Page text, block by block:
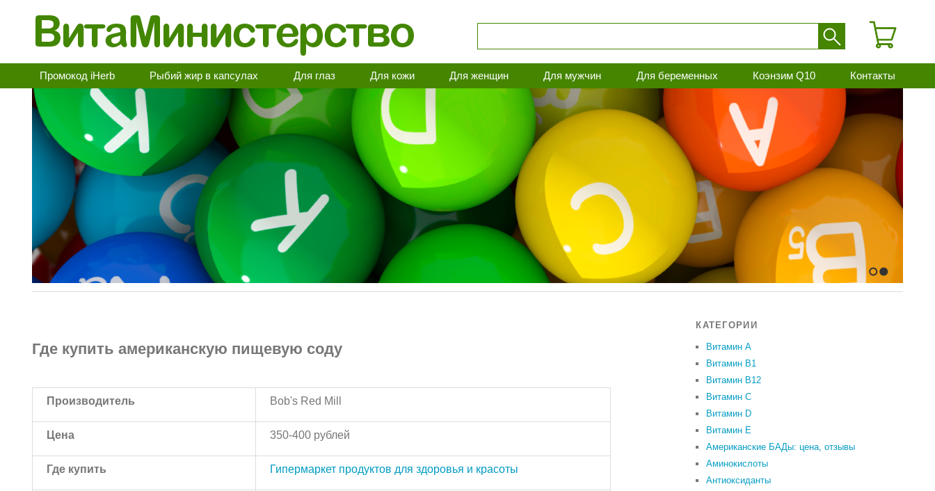
Промокод iHerb Рыбий жир в капсулах Для глаз Для кожи Для женщин Для мужчин Для беременных Коэнзим Q10 Контакты
1 2
Где купить американскую пищевую соду
Производитель Bob's Red Mill
Цена 350-400 рублей
Где купить Гипермаркет продуктов для здоровья и красоты
КАТЕГОРИИ
Витамин A
Витамин B1
Витамин B12
Витамин C
Витамин D
Витамин Е
Американские БАДы: цена, отзывы
Аминокислоты
Антиоксиданты